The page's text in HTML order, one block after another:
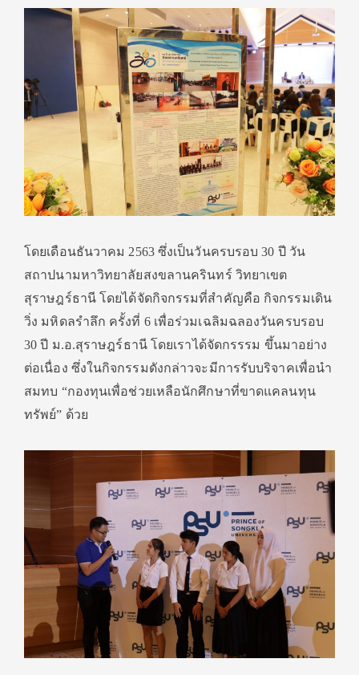
โดยเดือนธันวาคม 2563 ซึ่งเป็นวันครบรอบ30 ปี วัน
สถาปนามหาวิทยาลัยสงขลานครินทร์ วิทยาเขต
สุราษฎร์ธานี โดยได้จัดกิจกรรมที่สำคัญคือ กิจกรรมเดิน
วิ่ง มหิดลรำลึก ครั้งที่ 6 เพื่อร่วมเฉลิมฉลองวันครบรอบ
30ปี ม.อ.สุราษฎร์ธานี โดยเราได้จัดกรรรม ขึ้นมาอย่าง
ต่อเนื่อง ซึ่งในกิจกรรมดังกล่าวจะมีการรับบริจาคเพื่อนำ
สมทบ “กองทุนเพื่อช่วยเหลือนักศึกษาที่ขาดแคลนทุน
ทรัพย์” ด้วย